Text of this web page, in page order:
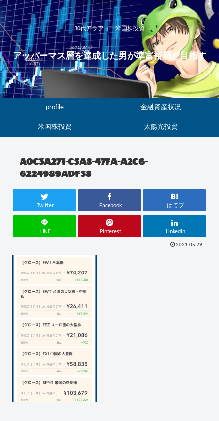
30代アラフォー米国株投資
アッパーマス層を達成した男が準富裕層を目指す
profile 金融資産状況
米国株投資 太陽光投資
A0C3A271-C5A8-47FA-A2C6-
6224989ADF58
Twitter Facebook はてブ
LINE Pinterest LinkedIn
2021.05.29